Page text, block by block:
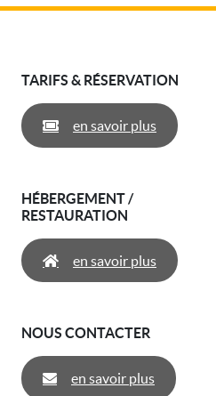
TARIFS & RÉSERVATION
en savoir plus
HÉBERGEMENT /
RESTAURATION
en savoir plus
NOUS CONTACTER
en savoir plus